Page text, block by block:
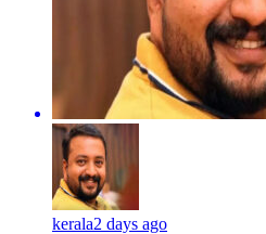
kerala2 days ago